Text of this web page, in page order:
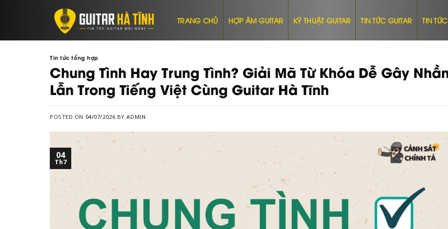
TRANG CHỦ HỢP ÂM GUITAR KỸ THUẬT GUITAR TIN TỨC GUITAR TIN
Tin tức tổng hợp
Chung Tình Hay Trung Tình? Giải Mã Từ Khóa Dễ Gây
Lẫn Trong Tiếng Việt Cùng Guitar Hà Tĩnh
POSTED ON 04/07/2026 BYADMIN
04
Th7